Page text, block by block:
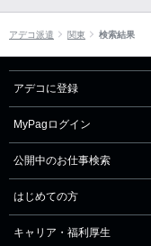
アデコ派遣 関東 検索結果
アデコに登録
MyPagログイン
公開中のお仕事検索
はじめての方
キャリア・福利厚生